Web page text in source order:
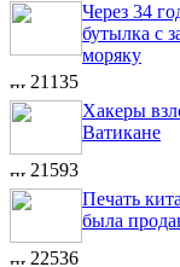
Через 34
бутылка с
моряку
21135
Хакеры
Ватикане
21593
Печать
была
22536